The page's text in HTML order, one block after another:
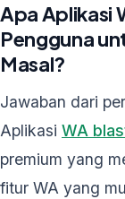
Apa Aplikasi
Pengguna
Masal?
Jawaban dari
Aplikasi WA
premium yang
fitur WA yang